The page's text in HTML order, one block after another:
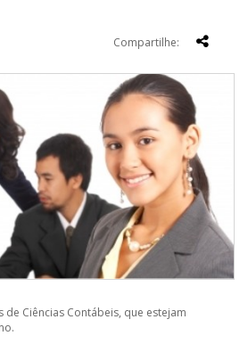
Compartilhe:
de Ciências Contábeis, que estejam